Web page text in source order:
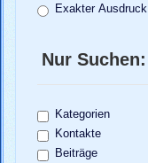
Exakter Ausdruck
Nur Suchen:
Kategorien
Kontakte
Beiträge